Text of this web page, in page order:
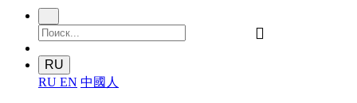
󰍉
RU
RU EN 中國人